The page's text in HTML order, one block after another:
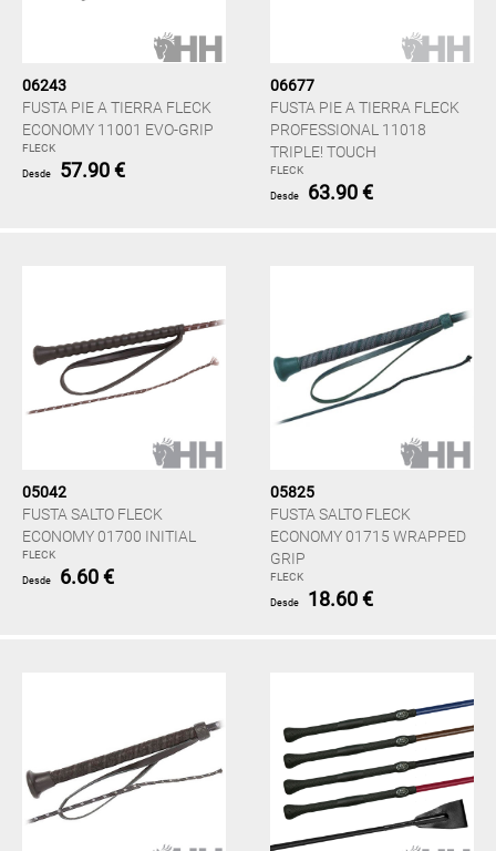
06243
FUSTA PIE A TIERRA FLECK
ECONOMY 11001 EVO-GRIP
FLECK
Desde 57.90 €
06677
FUSTA PIE A TIERRA FLECK
PROFESSIONAL 11018
TRIPLE! TOUCH
FLECK
Desde 63.90 €
05042
FUSTA SALTO FLECK
ECONOMY 01700 INITIAL
FLECK
Desde 6.60 €
05825
FUSTA SALTO FLECK
ECONOMY 01715 WRAPPED
GRIP
FLECK
Desde 18.60 €